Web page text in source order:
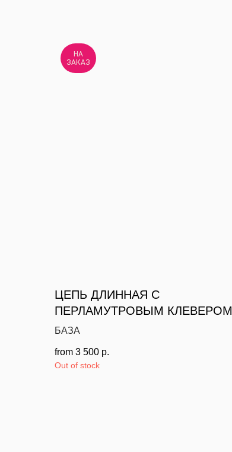
НА
ЗАКАЗ
ЦЕПЬ ДЛИННАЯ С
ПЕРЛАМУТРОВЫМ КЛЕВЕРОМ
БАЗА
from 3 500 р.
Out of stock